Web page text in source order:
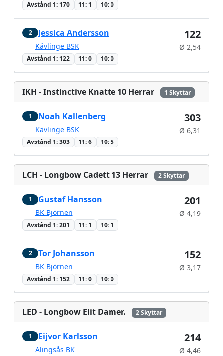
Avstånd 1: 170 11: 1 10: 0
2 Jessica Andersson
Kävlinge BSK
Avstånd 1: 122 11: 0 10: 0
122
Ø 2,54
IKH - Instinctive Knatte 10 Herrar 1 Skyttar
1 Noah Kallenberg
Kävlinge BSK
Avstånd 1: 303 11: 6 10: 5
303
Ø 6,31
LCH - Longbow Cadett 13 Herrar 2 Skyttar
1 Gustaf Hansson
BK Björnen
Avstånd 1: 201 11: 1 10: 1
201
Ø 4,19
2 Tor Johansson
BK Björnen
Avstånd 1: 152 11: 0 10: 0
152
Ø 3,17
LED - Longbow Elit Damer. 2 Skyttar
1 Eijvor Karlsson
Alingsås BK
214
Ø 4,46